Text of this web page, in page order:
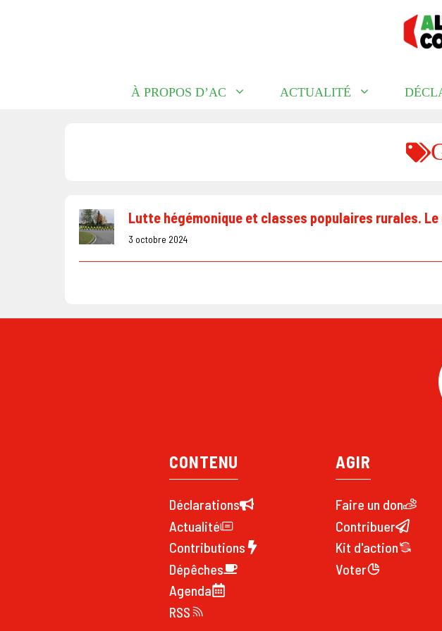
À PROPOS D’AC ACTUALITÉ
Lutte hégémonique et classes populaires rurales. Le
3 octobre 2024
CONTENU
Déclarations
Actualité
Contributions
Dépêches
Agenda
RSS
AGIR
Faire un don
Contribuer
Kit d'action
Voter